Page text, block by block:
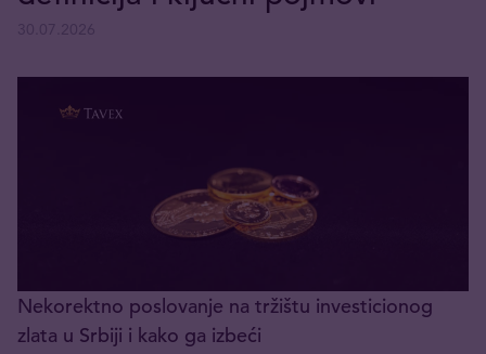
Nekorektno poslovanje na tržištu investicionog
zlata u Srbiji i kako ga izbeći